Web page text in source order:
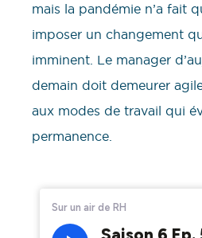
mais la pandémie n’a fait
imposer un changement
imminent. Le manager
demain doit demeurer
aux modes de travail qui
permanence.